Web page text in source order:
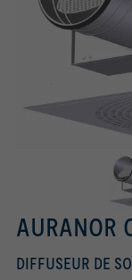
AURANOR
​DIFFUSEUR DE